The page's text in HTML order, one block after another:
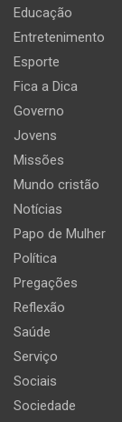
Educação
Entretenimento
Esporte
Fica a Dica
Governo
Jovens
Missões
Mundo cristão
Notícias
Papo de Mulher
Política
Pregações
Reflexão
Saúde
Serviço
Sociais
Sociedade